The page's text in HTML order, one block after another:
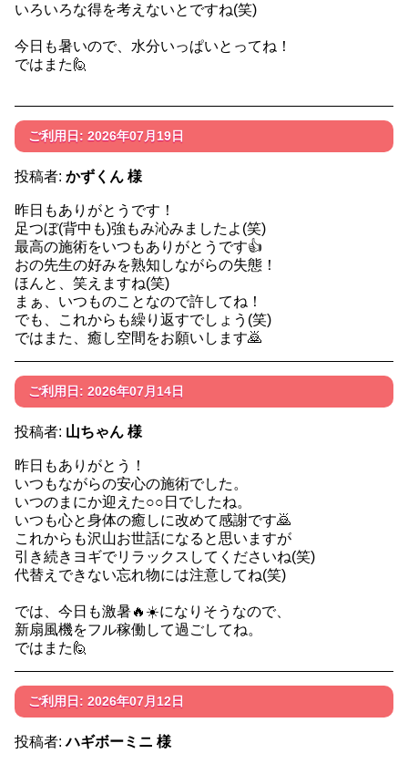
いろいろな得を考えないとですね(笑)
今日も暑いので、水分いっぱいとってね！
ではまた🙋
ご利用日: 2026年07月19日
投稿者: かずくん 様
昨日もありがとうです！
足つぼ(背中も)強もみ沁みましたよ(笑)
最高の施術をいつもありがとうです👍️
おの先生の好みを熟知しながらの失態！
ほんと、笑えますね(笑)
まぁ、いつものことなので許してね！
でも、これからも繰り返すでしょう(笑)
ではまた、癒し空間をお願いします🙇
ご利用日: 2026年07月14日
投稿者: 山ちゃん 様
昨日もありがとう！
いつもながらの安心の施術でした。
いつのまにか迎えた○○日でしたね。
いつも心と身体の癒しに改めて感謝です🙇
これからも沢山お世話になると思いますが
引き続きヨギでリラックスしてくださいね(笑)
代替えできない忘れ物には注意してね(笑)
では、今日も激暑🔥☀️になりそうなので、
新扇風機をフル稼働して過ごしてね。
ではまた🙋
ご利用日: 2026年07月12日
投稿者:ハギボーミニ 様